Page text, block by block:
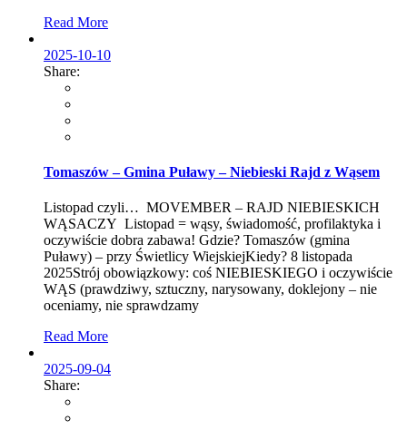
Read More
2025-10-10
Share:
Tomaszów – Gmina Puławy – Niebieski Rajd z Wąsem
Listopad czyli… MOVEMBER – RAJD NIEBIESKICH
WĄSACZY Listopad = wąsy, świadomość, profilaktyka i
oczywiście dobra zabawa! Gdzie? Tomaszów (gmina
Puławy) – przy Świetlicy WiejskiejKiedy? 8 listopada
2025Strój obowiązkowy: coś NIEBIESKIEGO i oczywiście
WĄS (prawdziwy, sztuczny, narysowany, doklejony – nie
oceniamy, nie sprawdzamy
Read More
2025-09-04
Share: